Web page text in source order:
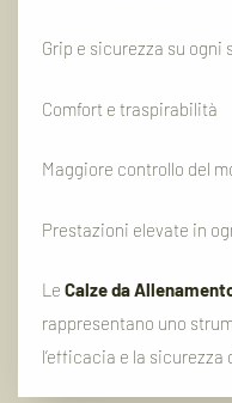
Grip e sicurezza su ogni
Comfort e traspirabilità
Maggiore controllo del
Prestazioni elevate in
Le Calzeda
rappresentano uno
l’efficacia e la sicurezza